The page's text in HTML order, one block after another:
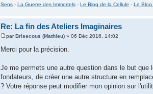
Sens - La Guerre des Immortels - Le Blog de la Cellule - Le
Re: La fin des Ateliers Imaginaires
parBrisecous (Mathieu) » 06 Déc 2016, 14:02
Merci pour la précision.
Je me permets une autre question dans le but
fondateurs, de créer une autre structure en
? Votre réponse peut modifier mon opinion sur